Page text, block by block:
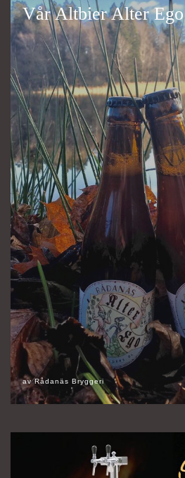
Vår Altbier Alter Ego
avRådanäs Bryggeri